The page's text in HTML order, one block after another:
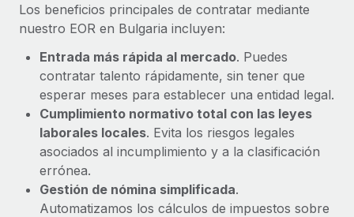
Los beneficios principales de contratar mediante
nuestro EOR en Bulgaria incluyen:
Entrada más rápida al mercado. Puedes
contratar talento rápidamente, sin tener que
esperar meses para establecer una entidad legal.
Cumplimiento normativo total con las leyes
laborales locales. Evita los riesgos legales
asociados al incumplimiento y a la clasificación
errónea.
Gestión de nómina simplificada.
Automatizamos los cálculos de impuestos sobre